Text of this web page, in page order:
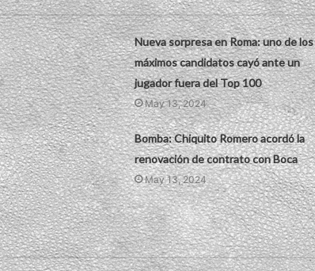
Nueva sorpresa en Roma: uno de los
máximos candidatos cayó ante un
jugador fuera del Top 100
May 13, 2024
Bomba: Chiquito Romero acordó la
renovación de contrato con Boca
May 13, 2024